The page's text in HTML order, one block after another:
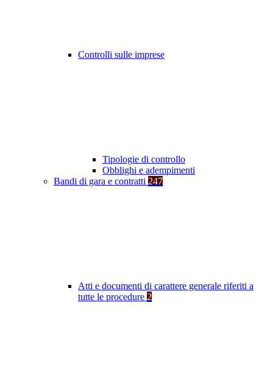
Controlli sulle imprese
Tipologie di controllo
Obblighi e adempimenti
Bandi di gara e contratti 247
Atti e documenti di carattere generale riferiti a
tutte le procedure 2